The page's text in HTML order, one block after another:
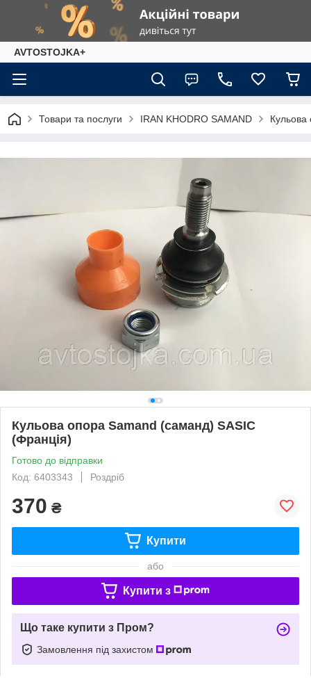
AVTOSTOJKA+
Товари та послуги IRAN KHODRO SAMAND
Кульова опора Samand (саманд) SASIC
(Франція)
Готово до відправки
Код: 6403343
Роздріб
370 ₴
Купити
або
Купити з
Що таке купити з Пром?
Замовлення під захистом